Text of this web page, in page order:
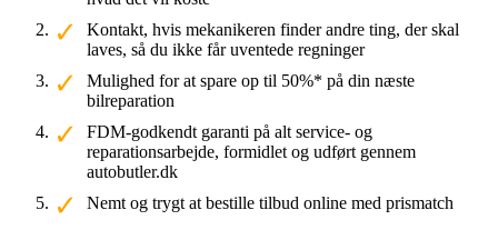
Kontakt, hvis mekanikeren finder andre ting, der skal
laves, så du ikke får uventede regninger
Mulighed for at spare op til 50%* på din næste
bilreparation
FDM-godkendt garanti på alt service- og
reparationsarbejde, formidlet og udført gennem
autobutler.dk
Nemt og trygt at bestille tilbud online med prismatch